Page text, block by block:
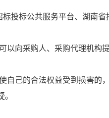
标投标公共服务平台、湖南省
以向采购人、采购代理机构
自己的合法权益受到损害的